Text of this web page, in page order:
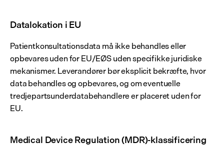
Datalokation i EU
Patientkonsultationsdata må ikke behandles eller
opbevares uden for EU/EØS uden specifikke juridiske
mekanismer. Leverandører bør eksplicit bekræfte, hvor
data behandles og opbevares, og om eventuelle
tredjepartsunderdatabehandlere er placeret uden for
EU.
Medical Device Regulation (MDR)-klassificering